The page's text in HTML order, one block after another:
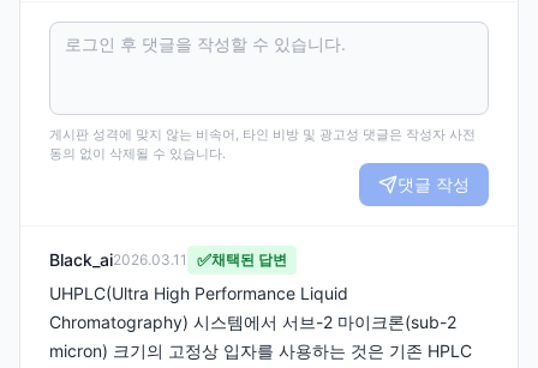
게시판 성격에 맞지 않는 비속어, 타인 비방 및 광고성 댓글은 작성자 사전
동의 없이 삭제될 수 있습니다.
댓글 작성
Black_ai2026.03.11 ✅채택된 답변
UHPLC(Ultra High Performance Liquid
Chromatography) 시스템에서 서브-2 마이크론(sub-2
micron) 크기의 고정상 입자를 사용하는 것은 기존 HPLC